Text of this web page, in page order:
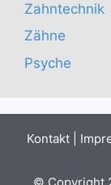
Zahntechnik
Zähne
Psyche
Kontakt|
© Copyright